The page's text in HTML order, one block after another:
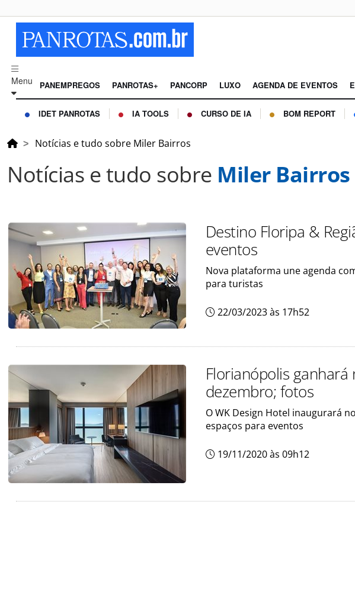
Menu PANEMPREGOS PANROTAS+ PANCORP LUXO AGENDA DE EVENTOS
IDET PANROTAS IA TOOLS CURSO DE IA BOM REPORT
Notícias e tudo sobre Miler Bairros
Notícias e tudo sobre Miler Bairros
Destino Floripa &
eventos
Nova plataforma une agenda
para turistas
22/03/2023 às 17h52
Florianópolis
dezembro; fotos
O WK Design Hotel inaugurará
espaços para eventos
19/11/2020 às 09h12